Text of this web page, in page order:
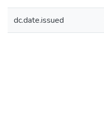
dc.date.issued